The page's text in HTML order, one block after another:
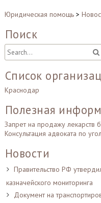
Юридическая помощь>
Поиск
Список
Краснодар
Полезная
Запрет на продажу лекарств
Консультация адвоката по
Новости
Правительство РФ
казначейского мониторинга
Документ на